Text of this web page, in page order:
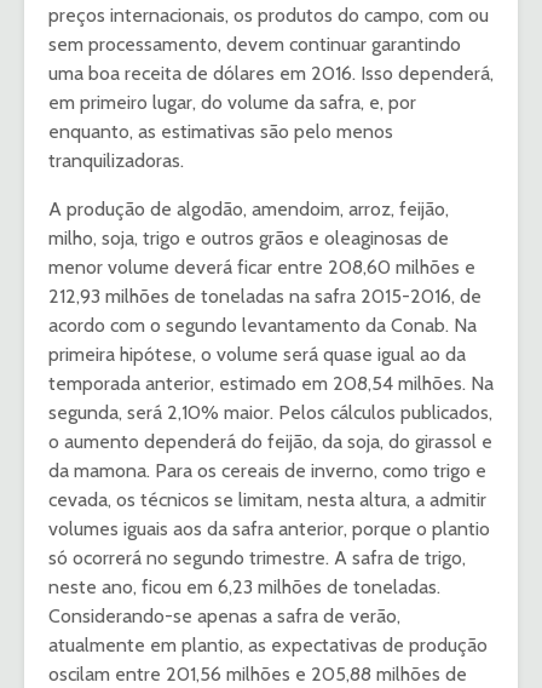
preços internacionais, os produtos do campo, com ou
sem processamento, devem continuar garantindo
uma boa receita de dólares em 2016. Isso dependerá,
em primeiro lugar, do volume da safra, e, por
enquanto, as estimativas são pelo menos
tranquilizadoras.
A produção de algodão, amendoim, arroz, feijão,
milho, soja, trigo e outros grãos e oleaginosas de
menor volume deverá ficar entre 208,60 milhões e
212,93 milhões de toneladas na safra 2015-2016, de
acordo com o segundo levantamento da Conab. Na
primeira hipótese, o volume será quase igual ao da
temporada anterior, estimado em 208,54 milhões. Na
segunda, será 2,10% maior. Pelos cálculos publicados,
o aumento dependerá do feijão, da soja, do girassol e
da mamona. Para os cereais de inverno, como trigo e
cevada, os técnicos se limitam, nesta altura, a admitir
volumes iguais aos da safra anterior, porque o plantio
só ocorrerá no segundo trimestre. A safra de trigo,
neste ano, ficou em 6,23 milhões de toneladas.
Considerando-se apenas a safra de verão,
atualmente em plantio, as expectativas de produção
oscilam entre 201,56 milhões e 205,88 milhões de